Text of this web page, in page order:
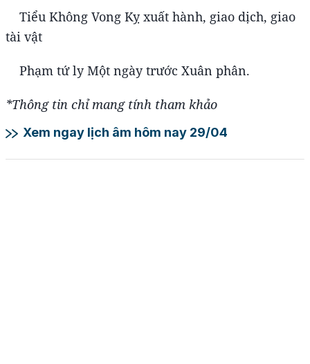
Tiểu Không Vong Kỵ xuất hành, giao dịch, giao
tài vật
Phạm tứ ly Một ngày trước Xuân phân.
*Thông tin chỉ mang tính tham khảo
Xem ngay lịch âm hôm nay 29/04